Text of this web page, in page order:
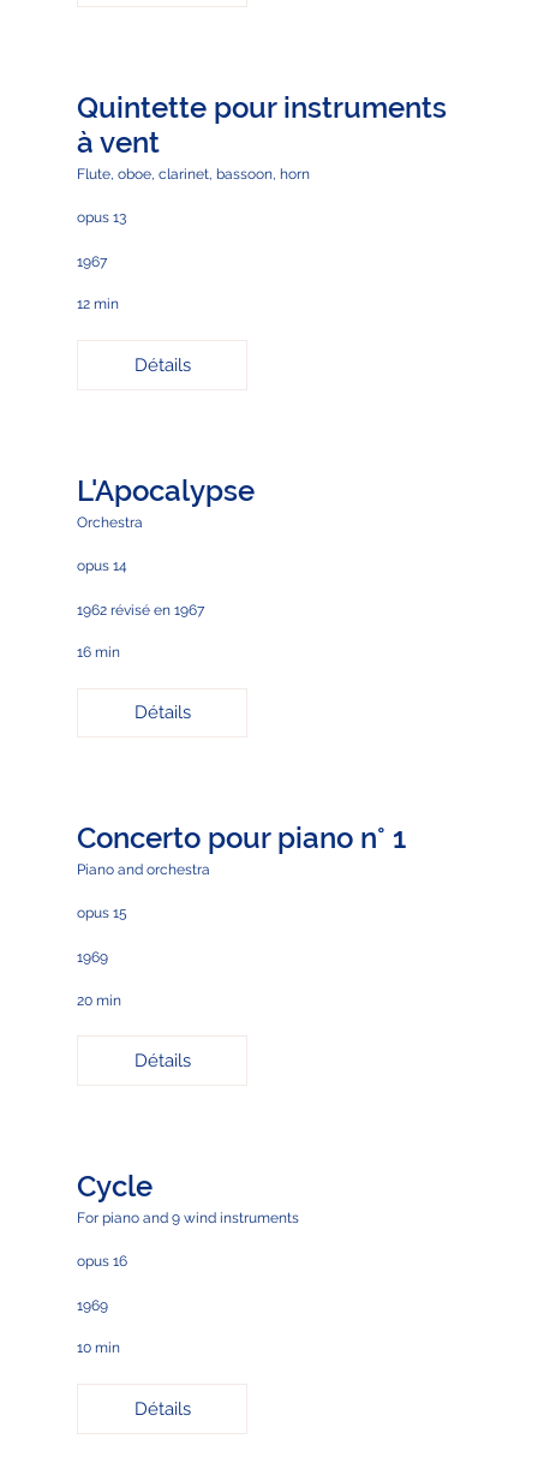
Quintette pour instruments
à vent
Flute, oboe, clarinet, bassoon, horn
opus 13
1967
12 min
Détails
L'Apocalypse
Orchestra
opus 14
1962 révisé en 1967
16 min
Détails
Concerto pour piano n° 1
Piano and orchestra
opus 15
1969
20 min
Détails
Cycle
For piano and 9 wind instruments
opus 16
1969
10 min
Détails